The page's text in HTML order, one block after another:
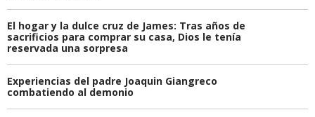
El hogar y la dulce cruz de James: Tras años de
sacrificios para comprar su casa, Dios le tenía
reservada una sorpresa
Experiencias del padre Joaquin Giangreco
combatiendo al demonio